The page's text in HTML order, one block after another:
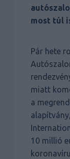
most túl
Pár hete
miatt
a
10 millió